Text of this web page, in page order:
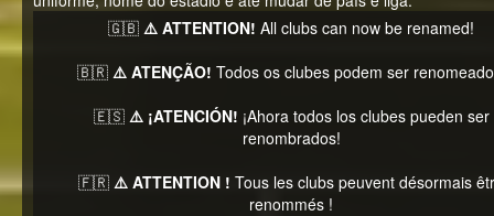
🇬🇧 ⚠️ ATTENTION! All clubs can now be renamed!
🇧🇷 ⚠️ ATENÇÃO! Todos os clubes podem ser
🇪🇸 ⚠️ ¡ATENCIÓN! ¡Ahora todos los clubes pueden ser
renombrados!
🇫🇷 ⚠️ ATTENTION ! Tous les clubs peuvent désormais
renommés !